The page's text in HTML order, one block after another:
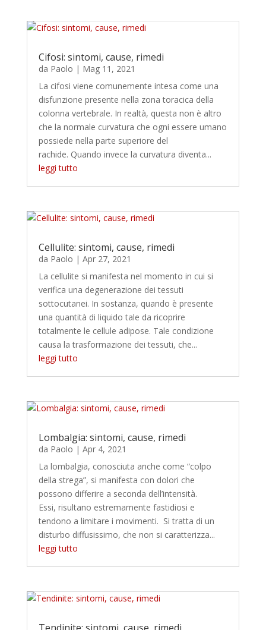
Cifosi: sintomi, cause, rimedi
da Paolo | Mag 11, 2021
La cifosi viene comunemente intesa come una
disfunzione presente nella zona toracica della
colonna vertebrale. In realtà, questa non è altro
che la normale curvatura che ogni essere umano
possiede nella parte superiore del
rachide. Quando invece la curvatura diventa...
leggi tutto
Cellulite: sintomi, cause, rimedi
da Paolo | Apr 27, 2021
La cellulite si manifesta nel momento in cui si
verifica una degenerazione dei tessuti
sottocutanei. In sostanza, quando è presente
una quantità di liquido tale da ricoprire
totalmente le cellule adipose. Tale condizione
causa la trasformazione dei tessuti, che...
leggi tutto
Lombalgia: sintomi, cause, rimedi
da Paolo | Apr 4, 2021
La lombalgia, conosciuta anche come “colpo
della strega”, si manifesta con dolori che
possono differire a seconda dell’intensità.
Essi, risultano estremamente fastidiosi e
tendono a limitare i movimenti. Si tratta di un
disturbo diffusissimo, che non si caratterizza...
leggi tutto